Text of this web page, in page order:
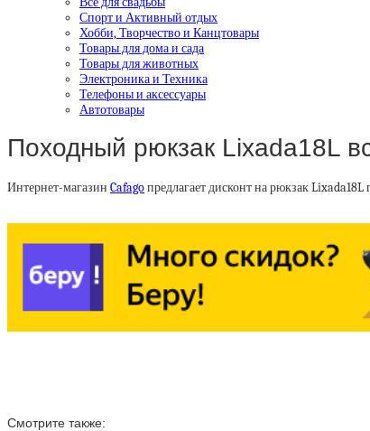
Спорт и Активный отдых
Хобби, Творчество и Канцтовары
Товары для дома и сада
Товары для животных
Электроника и Техника
Телефоны и аксессуары
Автотовары
Походный рюкзак Lixada18L
Интернет-магазин Cafagoпредлагает дисконт на рюкзак
Смотрите также: